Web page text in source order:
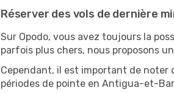
Réserver des vols de dernière
Sur Opodo, vous avez toujours la
parfois plus chers, nous proposons
Cependant, il est important de noter
périodes de pointe en Antigua-et-